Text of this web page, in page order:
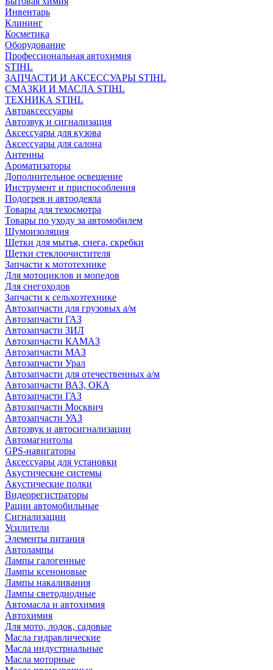
Инвентарь
Клининг
Косметика
Оборудование
Профессиональная автохимия
STIHL
ЗАПЧАСТИ И АКСЕССУАРЫ STIHL
СМАЗКИ И МАСЛА STIHL
ТЕХНИКА STIHL
Автоаксессуары
Автозвук и сигнализация
Аксессуары для кузова
Аксессуары для салона
Антенны
Ароматизаторы
Дополнительное освещение
Инструмент и приспособления
Подогрев и автоодеяла
Товары для техосмотра
Товары по уходу за автомобилем
Шумоизоляция
Щетки для мытья, снега, скребки
Щетки стеклоочистителя
Запчасти к мототехнике
Для мотоциклов и мопедов
Для снегоходов
Запчасти к сельхозтехнике
Автозапчасти для грузовых а/м
Автозапчасти ГАЗ
Автозапчасти ЗИЛ
Автозапчасти КАМАЗ
Автозапчасти МАЗ
Автозапчасти Урал
Автозапчасти для отечественных а/м
Автозапчасти ВАЗ, ОКА
Автозапчасти ГАЗ
Автозапчасти Москвич
Автозапчасти УАЗ
Автозвук и автосигнализации
Автомагнитолы
GPS-навигаторы
Аксессуары для установки
Акустические системы
Акустические полки
Видеорегистраторы
Рации автомобильные
Сигнализации
Усилители
Элементы питания
Автолампы
Лампы галогенные
Лампы ксеноновые
Лампы накаливания
Лампы светодиодные
Автомасла и автохимия
Автохимия
Для мото, лодок, садовые
Масла гидравлические
Масла индустриальные
Масла моторные